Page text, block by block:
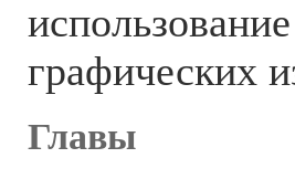
графических
Главы